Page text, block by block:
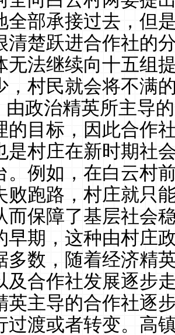
全部承接过去，但
清楚跃进合作社的
无法继续向十五组
，村民就会将不满
由政治精英所主导
的目标，因此合作
是村庄在新时期社
。例如，在白云村
败跑路，村庄就只
而保障了基层社会
早期，这种由村庄
多数，随着经济精
及合作社发展逐步
英主导的合作社逐
过渡或者转变。高